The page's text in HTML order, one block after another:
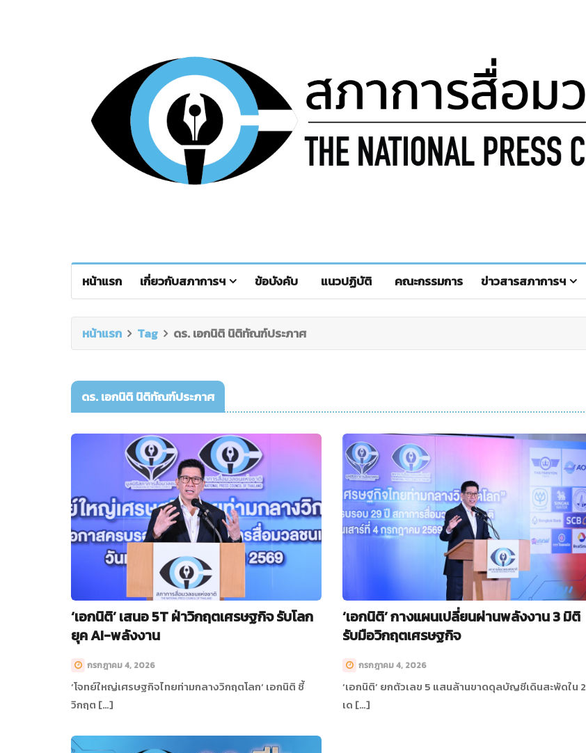
หน้าแรก เกี่ยวกับสภาการฯ ข้อบังคับ แนวปฏิบัติ คณะกรรมการ ข่าวสารสภาการฯ
หน้าแรก Tag ดร. เอกนิติ นิติทัณฑ์ประภาศ
ดร. เอกนิติ นิติทัณฑ์ประภาศ
‘เอกนิติ’ เสนอ 5T ฝ่าวิกฤตเศรษฐกิจ รับโลก
ยุค AI-พลังงาน
กรกฎาคม 4, 2026
‘โจทย์ใหญ่เศรษฐกิจไทยท่ามกลางวิกฤตโลก‘ เอกนิติ ชี้
วิกฤต […]
‘เอกนิติ’ กางแผนเปลี่ยนผ่านพลังงาน 3 มิติ
รับมือวิกฤตเศรษฐกิจ
กรกฎาคม 4, 2026
‘เอกนิติ’ ยกตัวเลข 5 แสนล้านขาดดุลบัญชีเดินสะพัดใน 2
เด […]